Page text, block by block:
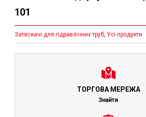
101
Затискачі для гідравлічних труб, Усі продукти
ТОРГОВА МЕРЕЖА
Знайти